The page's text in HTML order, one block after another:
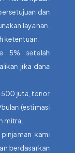
dan
layanan,
ketentuan.
5% setelah
jika dana
juta, tenor
(estimasi
mitra.
kami
berdasarkan